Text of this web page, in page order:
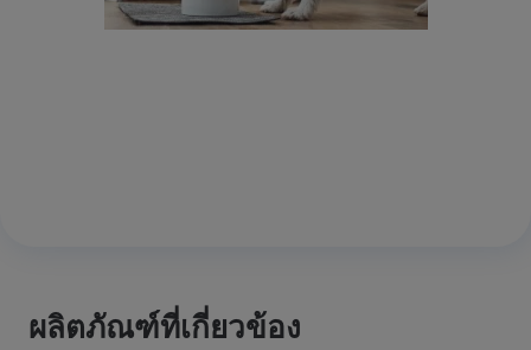
ผลิตภัณฑ์ที่เกี่ยวข้อง